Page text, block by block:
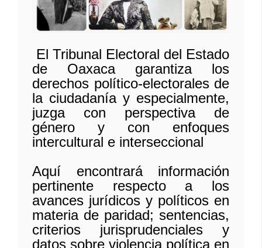
El Tribunal Electoral del Estado
de Oaxaca garantiza los
derechos político-electorales de
la ciudadanía y especialmente,
juzga con perspectiva de
género y con enfoques
intercultural e interseccional
Aquí encontrará información
pertinente respecto a los
avances jurídicos y políticos en
materia de paridad; sentencias,
criterios jurisprudenciales y
datos sobre violencia política en